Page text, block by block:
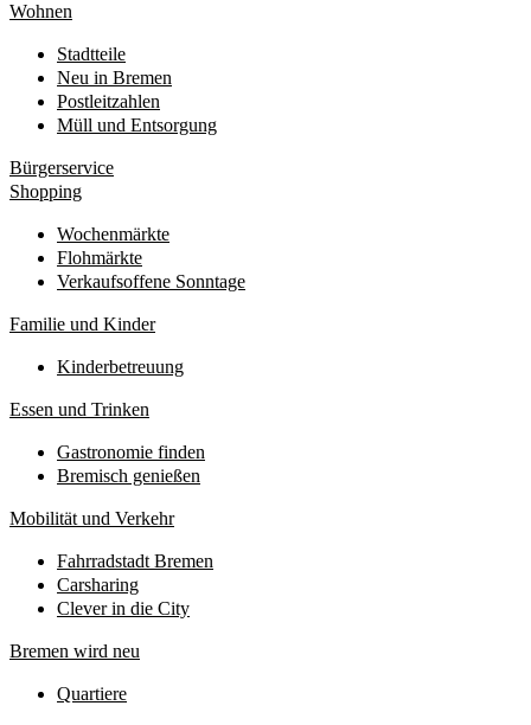
Wohnen
Stadtteile
Neu in Bremen
Postleitzahlen
Müll und Entsorgung
Bürgerservice
Shopping
Wochenmärkte
Flohmärkte
Verkaufsoffene Sonntage
Familie und Kinder
Kinderbetreuung
Essen und Trinken
Gastronomie finden
Bremisch genießen
Mobilität und Verkehr
Fahrradstadt Bremen
Carsharing
Clever in die City
Bremen wird neu
Quartiere